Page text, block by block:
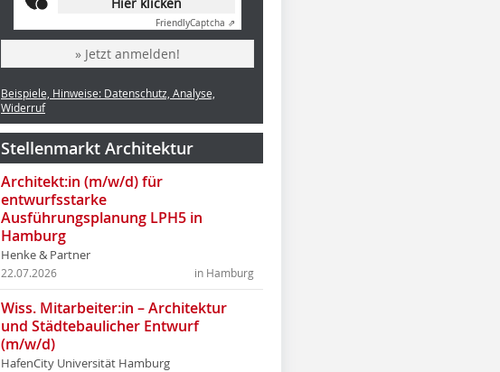
FriendlyCaptcha ⇗
» Jetzt anmelden!
Beispiele, Hinweise: Datenschutz, Analyse,
Widerruf
Stellenmarkt Architektur
Architekt:in (m/w/d) für
entwurfsstarke
Ausführungsplanung LPH5 in
Hamburg
Henke & Partner
in Hamburg
22.07.2026
Wiss. Mitarbeiter:in – Architektur
und Städtebaulicher Entwurf
(m/w/d)
HafenCity Universität Hamburg